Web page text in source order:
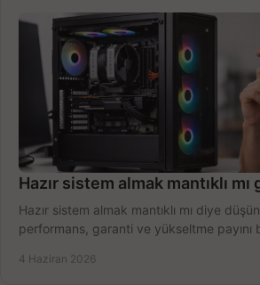
Hazır sistem almak mantıklı
Hazır sistem almak mantıklı mı diye
performans, garanti ve yükseltme payını
4 Haziran 2026